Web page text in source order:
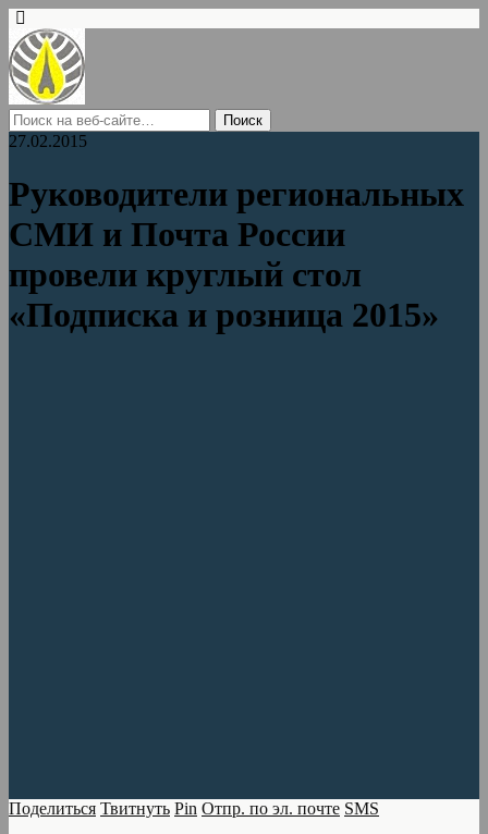
27.02.2015
Руководители региональных
СМИ и Почта России
провели круглый стол
«Подписка и розница 2015»
Поделиться Твитнуть Pin Отпр. по эл. почте SMS